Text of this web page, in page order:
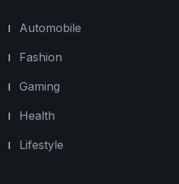
Automobile
Fashion
Gaming
Health
Lifestyle